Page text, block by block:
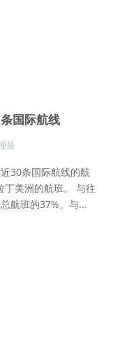
国际航线
员
30条国际航线的航
丁美洲的航班。 与往
航班的37%。与...